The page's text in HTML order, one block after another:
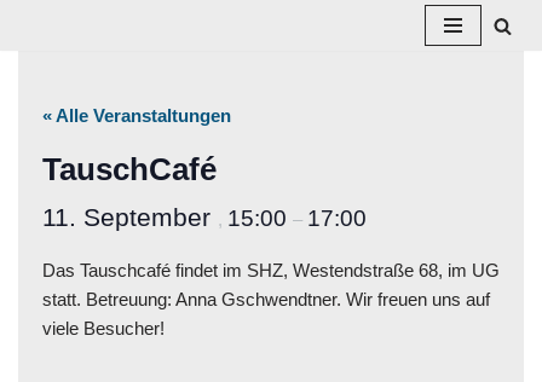
springen
« Alle Veranstaltungen
TauschCafé
11. September , 15:00 – 17:00
Das Tauschcafé findet im SHZ, Westendstraße 68, im UG
statt. Betreuung: Anna Gschwendtner. Wir freuen uns auf
viele Besucher!